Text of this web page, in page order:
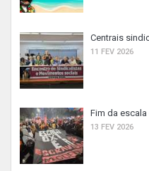
Centrais
11 FEV 2026
Fim da
13 FEV 2026